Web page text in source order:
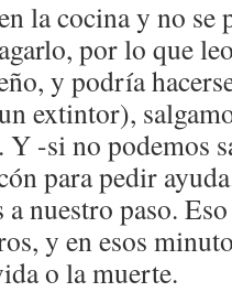
la cocina y no se
por lo que
y podría
extintor),
-si no podemos
para pedir
a nuestro paso.
y en esos
o la muerte.